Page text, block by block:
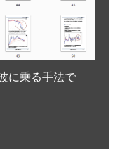
に乗る手法で